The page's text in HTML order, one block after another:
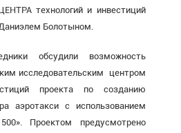
технологий и инвестиций
Болотыном.
обсудили возможность
исследовательским центром
проекта по созданию
аэротакси с использованием
Проектом предусмотрено